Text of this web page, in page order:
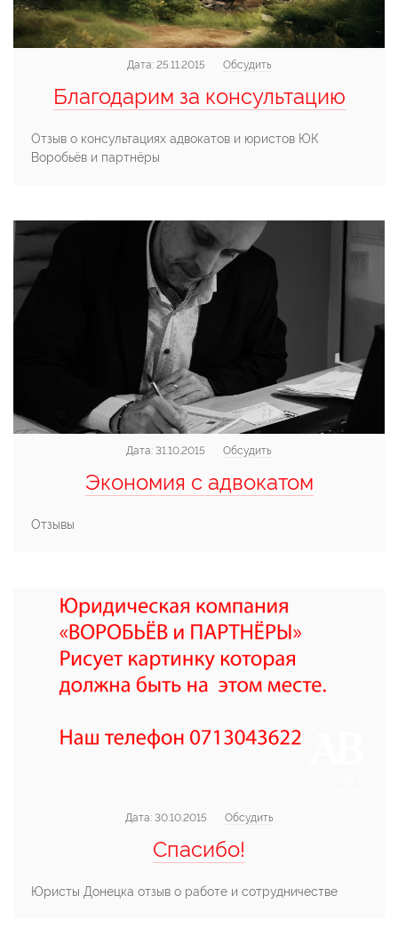
Дата: 25.11.2015 Обсудить
Благодарим за консультацию
Отзыв о консультациях адвокатов и юристов ЮК
Воробьёв и партнёры
Дата: 31.10.2015 Обсудить
Экономия с адвокатом
Отзывы
Дата: 30.10.2015 Обсудить
Спасибо!
Юристы Донецка отзыв о работе и сотрудничестве